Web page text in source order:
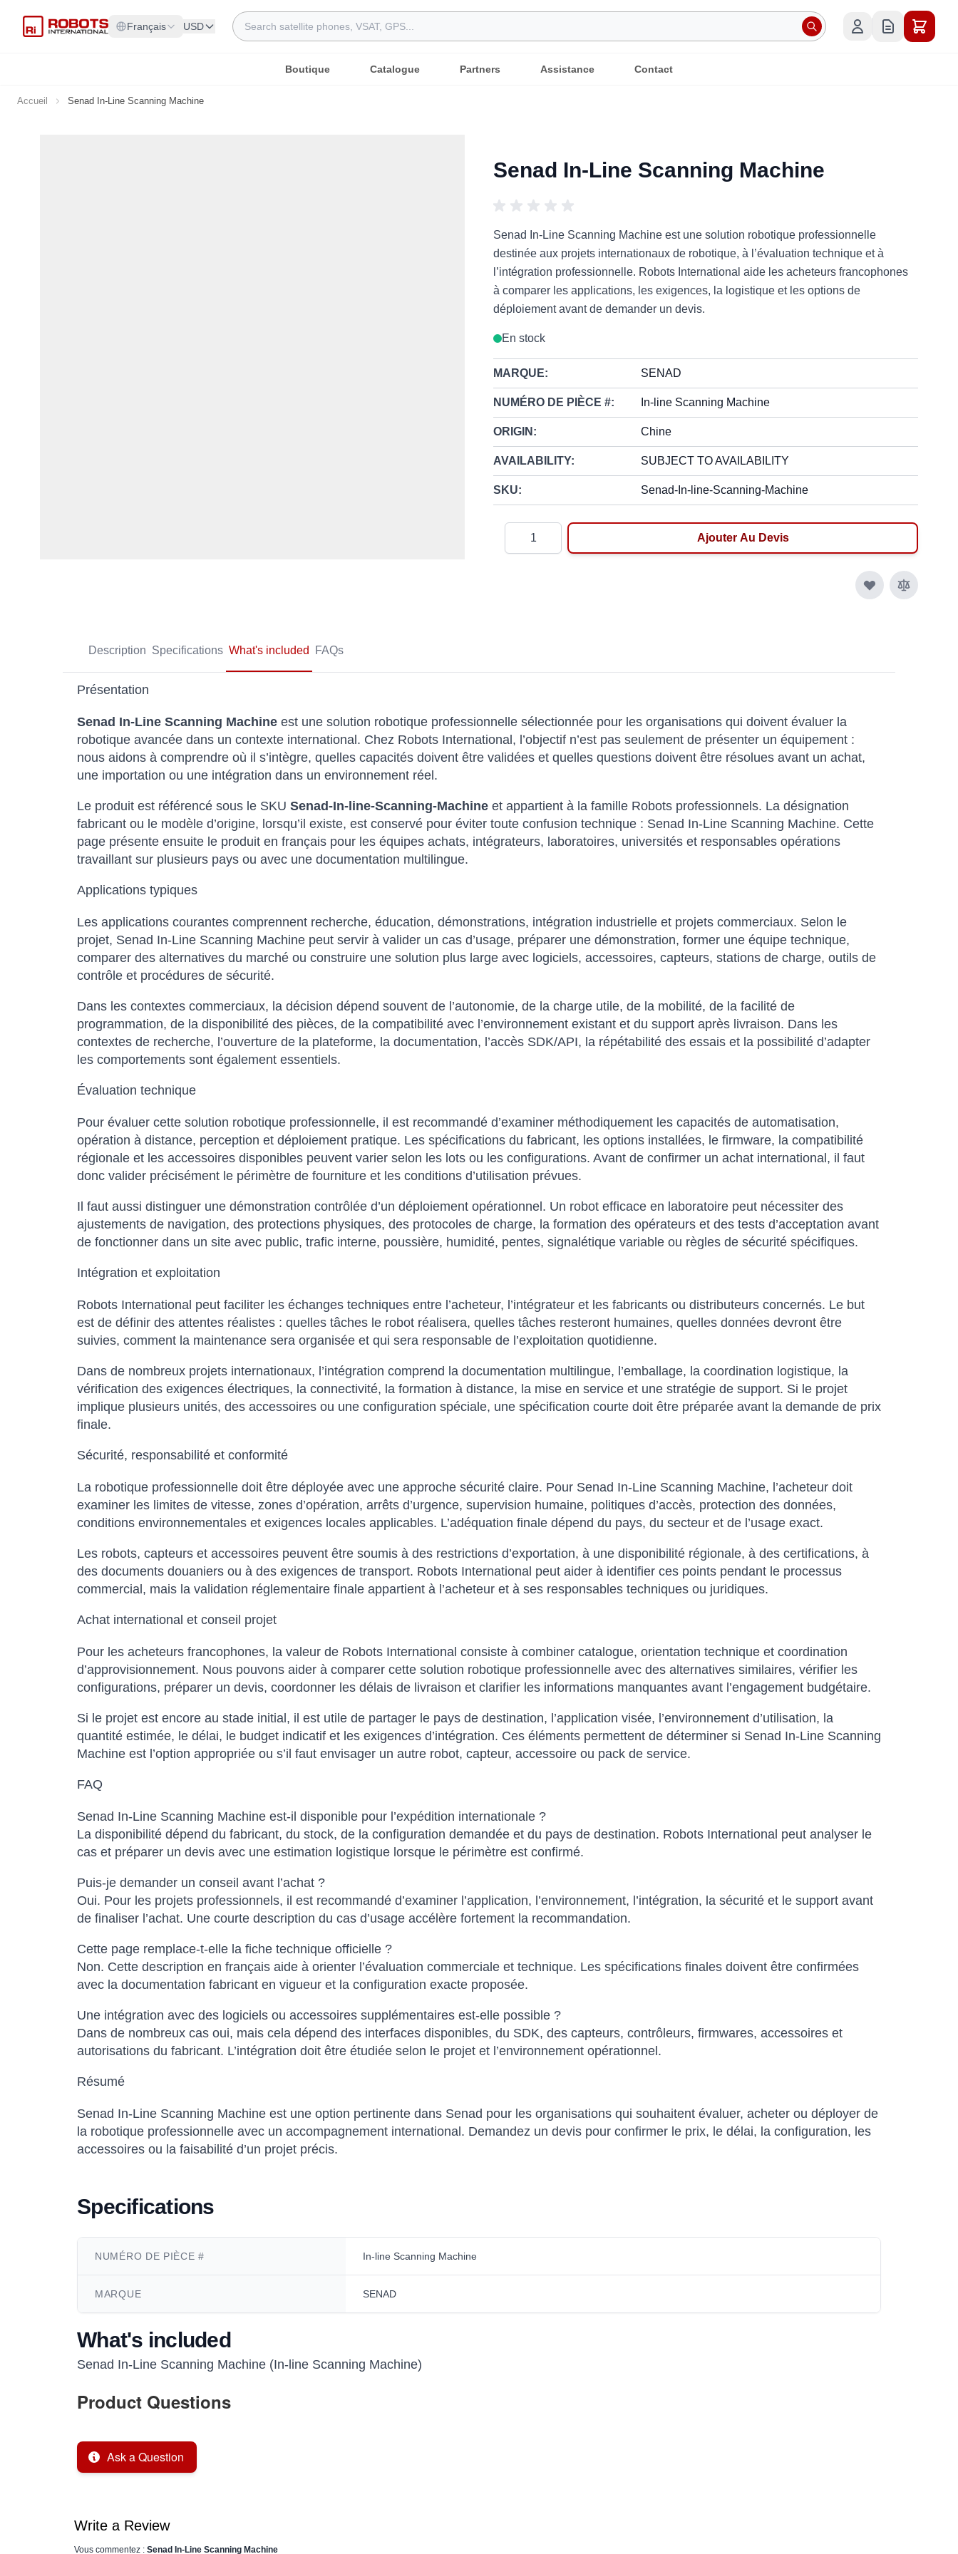
Français USD
Rechercher
Boutique Catalogue Partners Assistance Contact
Accueil Senad In-Line Scanning Machine
Senad In-Line Scanning Machine
Senad In-Line Scanning Machine est une solution robotique professionnelle
destinée aux projets internationaux de robotique, à l’évaluation technique et à
l’intégration professionnelle. Robots International aide les acheteurs francophones
à comparer les applications, les exigences, la logistique et les options de
déploiement avant de demander un devis.
En stock
MARQUE: SENAD
NUMÉRO DE PIÈCE #: In-line Scanning Machine
ORIGIN: Chine
AVAILABILITY: SUBJECT TO AVAILABILITY
SKU: Senad-In-line-Scanning-Machine
Ajouter Au Devis
Description Specifications What's included FAQs
Présentation
Senad In-Line Scanning Machine est une solution robotique professionnelle sélectionnée pour les organisations qui doivent évaluer la
robotique avancée dans un contexte international. Chez Robots International, l’objectif n’est pas seulement de présenter un équipement :
nous aidons à comprendre où il s’intègre, quelles capacités doivent être validées et quelles questions doivent être résolues avant un achat,
une importation ou une intégration dans un environnement réel.
Le produit est référencé sous le SKU Senad-In-line-Scanning-Machine et appartient à la famille Robots professionnels. La désignation
fabricant ou le modèle d’origine, lorsqu’il existe, est conservé pour éviter toute confusion technique : Senad In-Line Scanning Machine. Cette
page présente ensuite le produit en français pour les équipes achats, intégrateurs, laboratoires, universités et responsables opérations
travaillant sur plusieurs pays ou avec une documentation multilingue.
Applications typiques
Les applications courantes comprennent recherche, éducation, démonstrations, intégration industrielle et projets commerciaux. Selon le
projet, Senad In-Line Scanning Machine peut servir à valider un cas d’usage, préparer une démonstration, former une équipe technique,
comparer des alternatives du marché ou construire une solution plus large avec logiciels, accessoires, capteurs, stations de charge, outils de
contrôle et procédures de sécurité.
Dans les contextes commerciaux, la décision dépend souvent de l’autonomie, de la charge utile, de la mobilité, de la facilité de
programmation, de la disponibilité des pièces, de la compatibilité avec l’environnement existant et du support après livraison. Dans les
contextes de recherche, l’ouverture de la plateforme, la documentation, l’accès SDK/API, la répétabilité des essais et la possibilité d’adapter
les comportements sont également essentiels.
Évaluation technique
Pour évaluer cette solution robotique professionnelle, il est recommandé d’examiner méthodiquement les capacités de automatisation,
opération à distance, perception et déploiement pratique. Les spécifications du fabricant, les options installées, le firmware, la compatibilité
régionale et les accessoires disponibles peuvent varier selon les lots ou les configurations. Avant de confirmer un achat international, il faut
donc valider précisément le périmètre de fourniture et les conditions d’utilisation prévues.
Il faut aussi distinguer une démonstration contrôlée d’un déploiement opérationnel. Un robot efficace en laboratoire peut nécessiter des
ajustements de navigation, des protections physiques, des protocoles de charge, la formation des opérateurs et des tests d’acceptation avant
de fonctionner dans un site avec public, trafic interne, poussière, humidité, pentes, signalétique variable ou règles de sécurité spécifiques.
Intégration et exploitation
Robots International peut faciliter les échanges techniques entre l’acheteur, l’intégrateur et les fabricants ou distributeurs concernés. Le but
est de définir des attentes réalistes : quelles tâches le robot réalisera, quelles tâches resteront humaines, quelles données devront être
suivies, comment la maintenance sera organisée et qui sera responsable de l’exploitation quotidienne.
Dans de nombreux projets internationaux, l’intégration comprend la documentation multilingue, l’emballage, la coordination logistique, la
vérification des exigences électriques, la connectivité, la formation à distance, la mise en service et une stratégie de support. Si le projet
implique plusieurs unités, des accessoires ou une configuration spéciale, une spécification courte doit être préparée avant la demande de prix
finale.
Sécurité, responsabilité et conformité
La robotique professionnelle doit être déployée avec une approche sécurité claire. Pour Senad In-Line Scanning Machine, l’acheteur doit
examiner les limites de vitesse, zones d’opération, arrêts d’urgence, supervision humaine, politiques d’accès, protection des données,
conditions environnementales et exigences locales applicables. L’adéquation finale dépend du pays, du secteur et de l’usage exact.
Les robots, capteurs et accessoires peuvent être soumis à des restrictions d’exportation, à une disponibilité régionale, à des certifications, à
des documents douaniers ou à des exigences de transport. Robots International peut aider à identifier ces points pendant le processus
commercial, mais la validation réglementaire finale appartient à l’acheteur et à ses responsables techniques ou juridiques.
Achat international et conseil projet
Pour les acheteurs francophones, la valeur de Robots International consiste à combiner catalogue, orientation technique et coordination
d’approvisionnement. Nous pouvons aider à comparer cette solution robotique professionnelle avec des alternatives similaires, vérifier les
configurations, préparer un devis, coordonner les délais de livraison et clarifier les informations manquantes avant l’engagement budgétaire.
Si le projet est encore au stade initial, il est utile de partager le pays de destination, l’application visée, l’environnement d’utilisation, la
quantité estimée, le délai, le budget indicatif et les exigences d’intégration. Ces éléments permettent de déterminer si Senad In-Line Scanning
Machine est l’option appropriée ou s’il faut envisager un autre robot, capteur, accessoire ou pack de service.
FAQ
Senad In-Line Scanning Machine est-il disponible pour l’expédition internationale ?
La disponibilité dépend du fabricant, du stock, de la configuration demandée et du pays de destination. Robots International peut analyser le
cas et préparer un devis avec une estimation logistique lorsque le périmètre est confirmé.
Puis-je demander un conseil avant l’achat ?
Oui. Pour les projets professionnels, il est recommandé d’examiner l’application, l’environnement, l’intégration, la sécurité et le support avant
de finaliser l’achat. Une courte description du cas d’usage accélère fortement la recommandation.
Cette page remplace-t-elle la fiche technique officielle ?
Non. Cette description en français aide à orienter l’évaluation commerciale et technique. Les spécifications finales doivent être confirmées
avec la documentation fabricant en vigueur et la configuration exacte proposée.
Une intégration avec des logiciels ou accessoires supplémentaires est-elle possible ?
Dans de nombreux cas oui, mais cela dépend des interfaces disponibles, du SDK, des capteurs, contrôleurs, firmwares, accessoires et
autorisations du fabricant. L’intégration doit être étudiée selon le projet et l’environnement opérationnel.
Résumé
Senad In-Line Scanning Machine est une option pertinente dans Senad pour les organisations qui souhaitent évaluer, acheter ou déployer de
la robotique professionnelle avec un accompagnement international. Demandez un devis pour confirmer le prix, le délai, la configuration, les
accessoires ou la faisabilité d’un projet précis.
Specifications
NUMÉRO DE PIÈCE # In-line Scanning Machine
MARQUE SENAD
What's included
Senad In-Line Scanning Machine (In-line Scanning Machine)
Product Questions
Ask a Question
Write a Review
Vous commentez : Senad In-Line Scanning Machine